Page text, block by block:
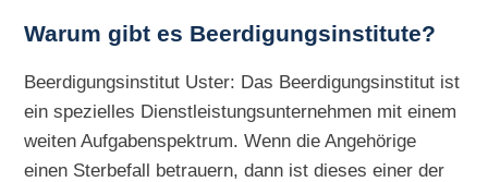
Warum gibt es Beerdigungsinstitute?
Beerdigungsinstitut Uster: Das Beerdigungsinstitut ist
ein spezielles Dienstleistungsunternehmen mit einem
weiten Aufgabenspektrum. Wenn die Angehörige
einen Sterbefall betrauern, dann ist dieses einer der